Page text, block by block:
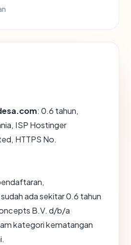
: 0.6 tahun,
ISP Hostinger
HTTPS No.
sudah ada sekitar 0.6 tahun
B.V. d/b/a
kategori kematangan